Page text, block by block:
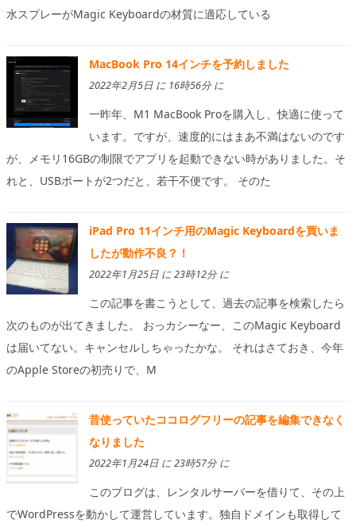
水スプレーがMagic Keyboardの材質に適応している
MacBook Pro 14インチを予約しました
2022年2月5日 に 16時56分 に
一昨年、M1 MacBook Proを購入し、快適に使って
います。ですが、速度的にはまあ不満はないのです
が、メモリ16GBの制限でアプリを起動できない時がありました。そ
れと、USBポートが2つだと、若干不便です。 そのた
iPad Pro 11インチ用のMagic Keyboardを買いま
したが動作不良？！
2022年1月25日 に 23時12分 に
この記事を書こうとして、過去の記事を検索したら
次のものが出てきました。 おっカシーなー、このMagic Keyboard
は届いてない。キャンセルしちゃったかな。 それはさておき、今年
のApple Storeの初売りで、M
昔使っていたココログフリーの記事を編集できなく
なりました
2022年1月24日 に 23時57分 に
このブログは、レンタルサーバーを借りて、その上
でWordPressを動かして運営しています。独自ドメインも取得して